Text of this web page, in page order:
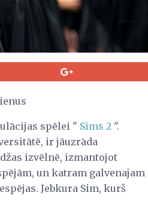
spēlei " Sims 2 ".
ir jāuzrāda
izvēlnē, izmantojot
un katram galvenajam
Jebkura Sim, kurš